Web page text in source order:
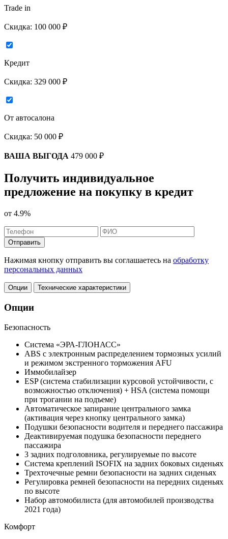
Trade in
Скидка: 100 000 ₽
Кредит
Скидка: 329 000 ₽
От автосалона
Скидка: 50 000 ₽
ВАША ВЫГОДА 479 000 ₽
Получить индивидуальное
предложение на покупку в кредит
от 4.9%
Отправить
Нажимая кнопку отправить вы соглашаетесь на обработку
персональных данных
Опции Технические характеристики
Опции
Безопасность
Система «ЭРА-ГЛОНАСС»
ABS с электронным распределением тормозных усилий
и режимом экстренного торможения AFU
Иммобилайзер
ESP (система стабилизации курсовой устойчивости, c
возможностью отключения) + HSA (система помощи
при трогании на подъеме)
Автоматическое запирание центрального замка
(активация через кнопку центрального замка)
Подушки безопасности водителя и переднего пассажира
Деактивируемая подушка безопасности переднего
пассажира
3 задних подголовника, регулируемые по высоте
Система креплений ISOFIX на задних боковых сиденьях
Трехточечные ремни безопасности на задних сиденьях
Регулировка ремней безопасности на передних сиденьях
по высоте
Набор автомобилиста (для автомобилей производства
2021 года)
Комфорт